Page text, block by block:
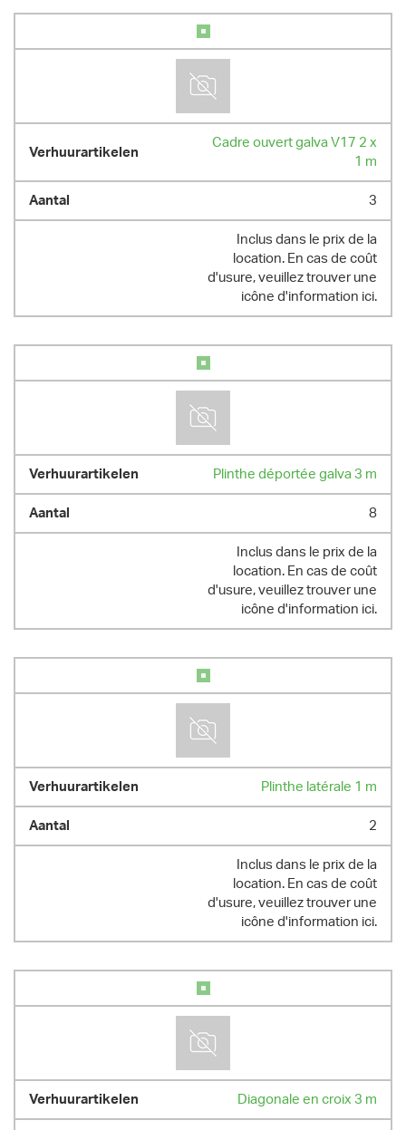
Cadre ouvert galva V17 2 x
1 m
3
Inclus dans le prix de la
location. En cas de coût
d'usure, veuillez trouver une
icône d'information ici.
Plinthe déportée galva 3 m
8
Inclus dans le prix de la
location. En cas de coût
d'usure, veuillez trouver une
icône d'information ici.
Plinthe latérale 1 m
2
Inclus dans le prix de la
location. En cas de coût
d'usure, veuillez trouver une
icône d'information ici.
Diagonale en croix 3 m